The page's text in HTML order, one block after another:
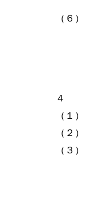
（６）
４
（１）
（２）
（３）